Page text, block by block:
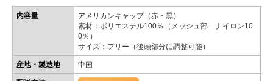
内容量
アメリカンキャップ（赤・黒）
素材：ポリエステル100％（メッシュ部 ナイロン10
0％）
サイズ：フリー（後頭部分に調整可能）
産地・製造地 中国